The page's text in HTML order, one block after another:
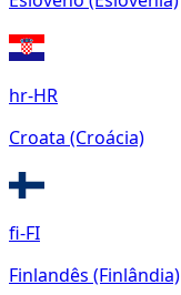
hr-HR
Croata (Croácia)
fi-FI
Finlandês (Finlândia)